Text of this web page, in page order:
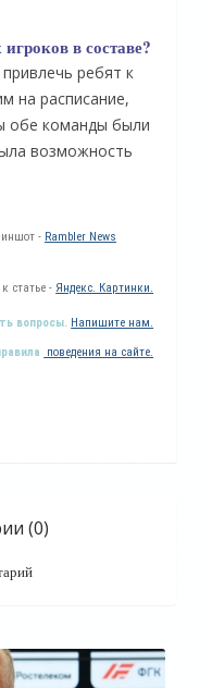
в составе?
ребят к
на расписание,
обе команды были
возможность
- Rambler News
статье - Яндекс. Картинки.
вопросы. Напишите нам.
поведения на сайте.
(0)